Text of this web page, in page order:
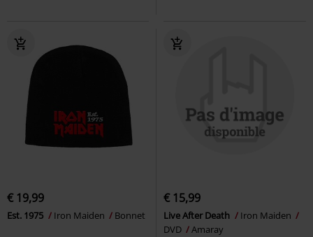
€ 19,99
Est. 1975 Iron Maiden Bonnet
€ 15,99
Live After Death
Iron Maiden
DVD
Amaray